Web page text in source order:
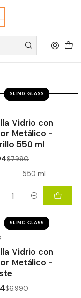
SLING GLASS
Vidrio con
Metálico -
550 ml
$7.990
550 ml
SLING GLASS
Vidrio con
Metálico -
$6.990